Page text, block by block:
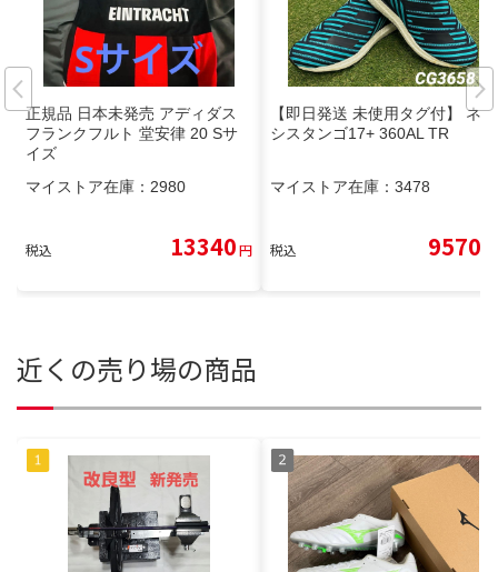
正規品 日本未発売 アディダス
フランクフルト 堂安律 20 Sサ
イズ
マイストア在庫： 2980
税込 13340円
【即日発送 未使用タグ付】 ネメ
シスタンゴ17+ 360AL TR
マイストア在庫： 3478
税込 9570
近くの売り場の商品